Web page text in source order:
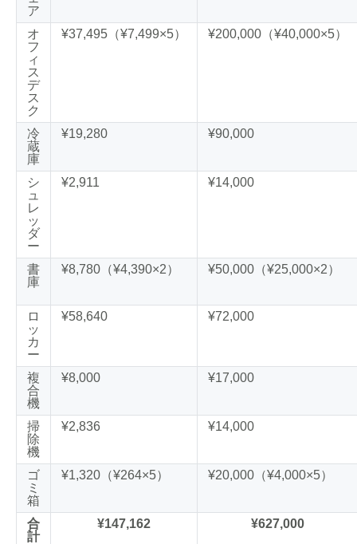
ア
オ
フ
ィ
ス
デ
ス
ク
¥37,495（¥7,499×5） ¥200,000（¥40,000×5）
冷
蔵
庫
¥19,280 ¥90,000
シ
ュ
レ
ッ
ダ
ー
¥2,911 ¥14,000
書
庫
¥8,780（¥4,390×2） ¥50,000（¥25,000×2）
ロ
ッ
カ
ー
¥58,640 ¥72,000
複
合
機
¥8,000 ¥17,000
掃
除
機
¥2,836 ¥14,000
ゴ
ミ
箱
¥1,320（¥264×5） ¥20,000（¥4,000×5）
合
計
¥147,162 ¥627,000